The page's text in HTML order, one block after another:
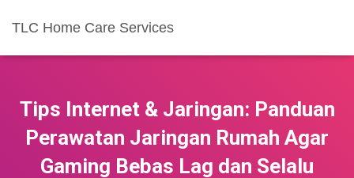
TLC Home Care Services
Tips Internet & Jaringan: Panduan
Perawatan Jaringan Rumah Agar
Gaming Bebas Lag dan Selalu